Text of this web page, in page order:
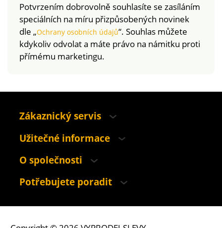
Potvrzením dobrovolně souhlasíte se zasíláním
speciálních na míru přizpůsobených novinek
dle „Ochrany osobních údajů“. Souhlas můžete
kdykoliv odvolat a máte právo na námitku proti
přímému marketingu.
Zákaznický servis
Užitečné informace
O společnosti
Potřebujete poradit